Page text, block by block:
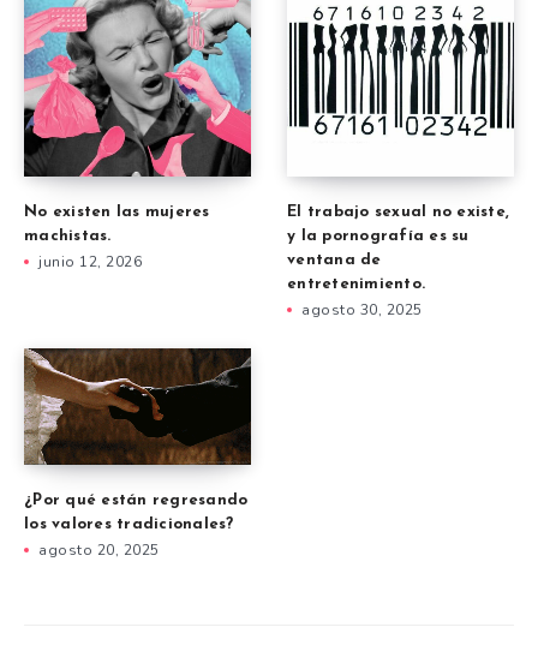
No existen las mujeres
machistas.
junio 12, 2026
El trabajo sexual no existe,
y la pornografía es su
ventana de
entretenimiento.
agosto 30, 2025
¿Por qué están regresando
los valores tradicionales?
agosto 20, 2025